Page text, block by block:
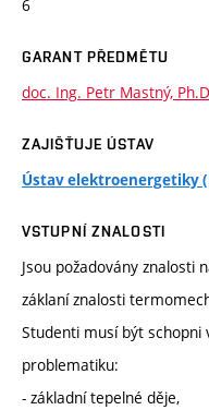
6
GARANT PŘEDMĚTU
doc. Ing. Petr Mastný,
ZAJIŠŤUJE ÚSTAV
Ústav elektroenergetiky
VSTUPNÍ ZNALOSTI
Jsou požadovány znalosti
záklaní znalosti
Studenti musí být schopni
problematiku:
- základní tepelné děje,